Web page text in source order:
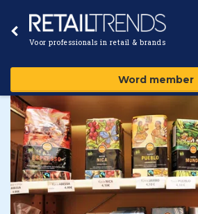
Voor professionals in retail & brands
Word member